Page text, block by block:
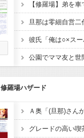
修羅場ハザード